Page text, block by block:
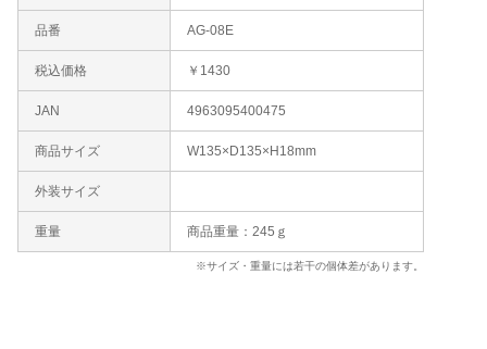
※サイズ・重量には若干の個体差があります。
品番 AG-08E
税込価格 ￥1430
JAN 4963095400475
商品サイズ W135×D135×H18mm
外装サイズ
重量 商品重量：245ｇ